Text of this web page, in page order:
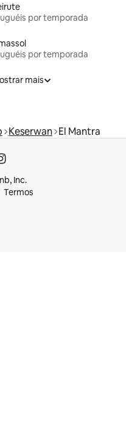
por temporada
por temporada
mais
Keserwan El Mantra
Inc.
Termos